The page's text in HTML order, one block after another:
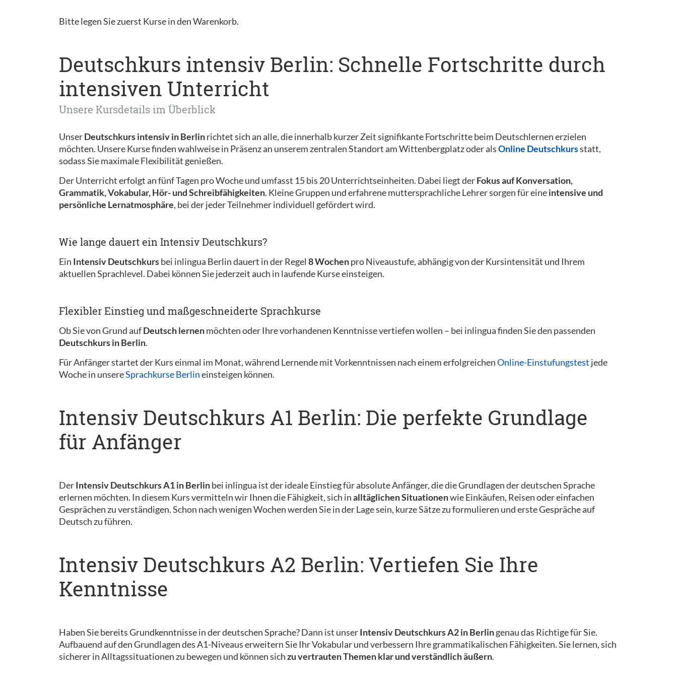
Bitte legen Sie zuerst Kurse in den Warenkorb.
Deutschkurs intensiv Berlin: Schnelle Fortschritte durch
intensiven Unterricht
Unsere Kursdetails im Überblick
UnserDeutschkurs intensiv in Berlinrichtet sich an alle, die innerhalb kurzer Zeit signifikante Fortschritte beim Deutschlernen erzielen
möchten. Unsere Kurse finden wahlweise in Präsenz an unserem zentralen Standort am Wittenbergplatz oder alsOnline Deutschkursstatt,
sodass Sie maximale Flexibilität genießen.
Der Unterricht erfolgt an fünf Tagen pro Woche und umfasst 15 bis 20 Unterrichtseinheiten. Dabei liegt derFokus auf Konversation,
Grammatik, Vokabular, Hör- und Schreibfähigkeiten. Kleine Gruppen und erfahrene muttersprachliche Lehrer sorgen für eineintensive und
persönliche Lernatmosphäre, bei der jeder Teilnehmer individuell gefördert wird.
Wie lange dauert ein Intensiv Deutschkurs?
Ein Intensiv Deutschkursbei inlingua Berlin dauert in der Regel 8 Wochenpro Niveaustufe, abhängig von der Kursintensität und Ihrem
aktuellen Sprachlevel. Dabei können Sie jederzeit auch in laufende Kurse einsteigen.
Flexibler Einstieg und maßgeschneiderte Sprachkurse
Ob Sie von Grund aufDeutsch lernenmöchten oder Ihre vorhandenen Kenntnisse vertiefen wollen – bei inlingua finden Sie den passenden
Deutschkurs in Berlin.
Für Anfänger startet der Kurs einmal im Monat, während Lernende mit Vorkenntnissen nach einem erfolgreichenOnline-Einstufungstest jede
Woche in unsereSprachkurse Berlineinsteigen können.
Intensiv Deutschkurs A1 Berlin: Die perfekte Grundlage
für Anfänger
DerIntensiv Deutschkurs A1 in Berlinbei inlingua ist der ideale Einstieg für absolute Anfänger, die die Grundlagen der deutschen Sprache
erlernen möchten. In diesem Kurs vermitteln wir Ihnen die Fähigkeit, sich inalltäglichen Situationenwie Einkäufen, Reisen oder einfachen
Gesprächen zu verständigen. Schon nach wenigen Wochen werden Sie in der Lage sein, kurze Sätze zu formulieren und erste Gespräche auf
Deutsch zu führen.
Intensiv Deutschkurs A2 Berlin: Vertiefen Sie Ihre
Kenntnisse
Haben Sie bereits Grundkenntnisse in der deutschen Sprache? Dann ist unserIntensiv Deutschkurs A2 in Berlingenau das Richtige für Sie.
Aufbauend auf den Grundlagen des A1-Niveaus erweitern Sie Ihr Vokabular und verbessern Ihre grammatikalischen Fähigkeiten. Sie lernen, sich
sicherer in Alltagssituationen zu bewegen und können sichzu vertrauten Themen klar und verständlich äußern.